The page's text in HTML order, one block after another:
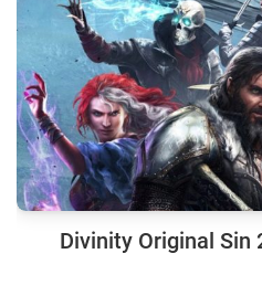
Divinity Original Sin